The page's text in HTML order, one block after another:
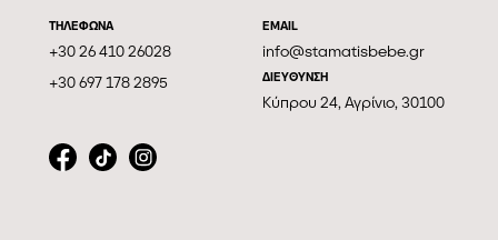
ΤΗΛΕΦΩΝΑ
+30 26 410 26028
+30 697 178 2895
EMAIL
info@stamatisbebe.gr
ΔΙΕΥΘΥΝΣΗ
Κύπρου 24, Αγρίνιο, 30100